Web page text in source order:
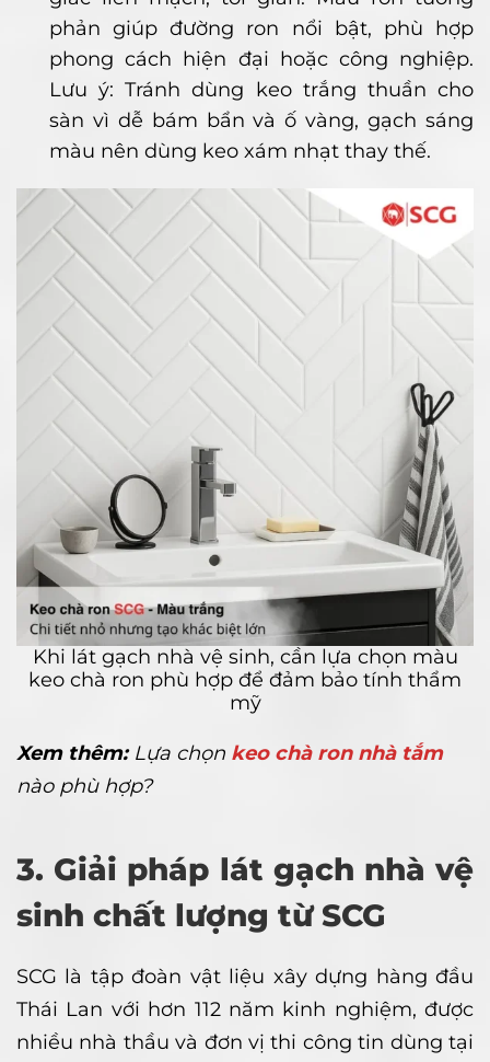
phản giúp đường ron nổi bật, phù hợp
phong cách hiện đại hoặc công nghiệp.
Lưu ý: Tránh dùng keo trắng thuần cho
sàn vì dễ bám bẩn và ố vàng, gạch sáng
màu nên dùng keo xám nhạt thay thế.
Khi lát gạch nhà vệ sinh, cần lựa chọn màu
keo chà ron phù hợp để đảm bảo tính thẩm
mỹ
Xem thêm:Lựa chọn keo chà ron nhà tắm
nào phù hợp?
3. Giải pháp lát gạch nhà vệ
sinh chất lượng từ SCG
SCG là tập đoàn vật liệu xây dựng hàng đầu
Thái Lan với hơn 112 năm kinh nghiệm, được
nhiều nhà thầu và đơn vị thi công tin dùng tại